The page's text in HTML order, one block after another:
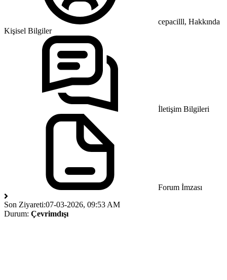
cepacilll, Hakkında
Kişisel Bilgiler
İletişim Bilgileri
Forum İmzası
Son Ziyareti:07-03-2026, 09:53 AM
Durum: Çevrimdışı